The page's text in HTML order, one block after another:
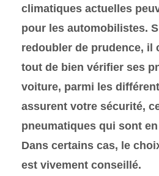
climatiques actuelles
pour les automobilistes.
redoubler de prudence, il
tout de bien vérifier ses
voiture, parmi les
assurent votre sécurité,
pneumatiques qui sont
Dans certains cas, le
est vivement conseillé.